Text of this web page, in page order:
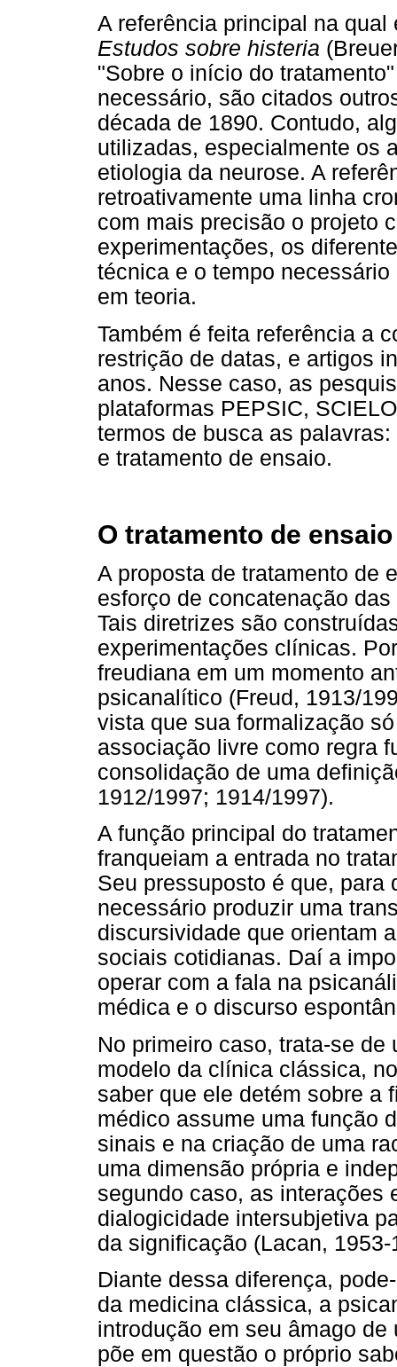
A referência principal na
Estudos sobre histeria
"Sobre o início do
necessário, são citados
década de 1890. Contudo,
utilizadas, especialmente os
etiologia da neurose. A
retroativamente uma linha
com mais precisão o projeto
experimentações, os
técnica e o tempo
em teoria.
Também é feita referência a
restrição de datas, e artigos
anos. Nesse caso, as
plataformas PEPSIC,
termos de busca as
e tratamento de ensaio.
O tratamento de ensaio
A proposta de tratamento de
esforço de concatenação
Tais diretrizes são
experimentações clínicas.
freudiana em um momento
psicanalítico (Freud, 1913/
vista que sua formalização
associação livre como regra
consolidação de uma
1912/1997; 1914/1997).
A função principal do
franqueiam a entrada no
Seu pressuposto é que, para
necessário produzir uma
discursividade que orientam
sociais cotidianas. Daí a
operar com a fala na
médica e o discurso
No primeiro caso, trata-se
modelo da clínica clássica,
saber que ele detém sobre a
médico assume uma função
sinais e na criação de uma
uma dimensão própria e
segundo caso, as interações
dialogicidade intersubjetiva
da significação (Lacan,
Diante dessa diferença,
da medicina clássica, a
introdução em seu âmago
põe em questão o próprio